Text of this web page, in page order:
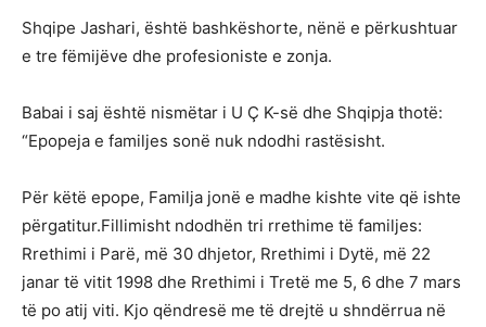
Shqipe Jashari, është bashkëshorte, nënë e përkushtuar
e tre fëmijëve dhe profesioniste e zonja.
Babai i saj është nismëtar i U Ç K-së dhe Shqipja thotë:
“Epopeja e familjes sonë nuk ndodhi rastësisht.
Për këtë epope, Familja jonë e madhe kishte vite që ishte
përgatitur.Fillimisht ndodhën tri rrethime të familjes:
Rrethimi i Parë, më 30 dhjetor, Rrethimi i Dytë, më 22
janar të vitit 1998 dhe Rrethimi i Tretë me 5, 6 dhe 7 mars
të po atij viti. Kjo qëndresë me të drejtë u shndërrua në